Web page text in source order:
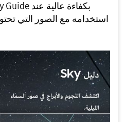
استخدامه مع الصور التي